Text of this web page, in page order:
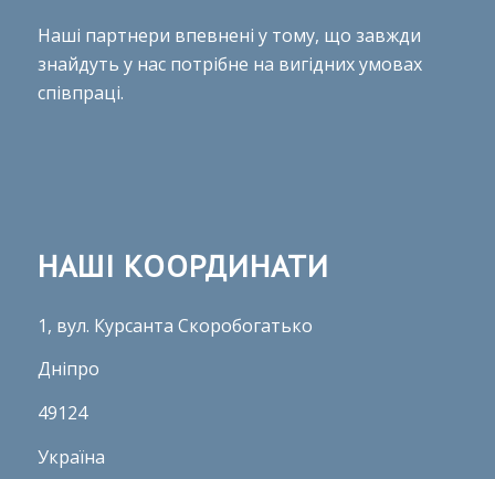
Наші партнери впевнені у тому, що завжди
знайдуть у нас потрібне на вигідних умовах
співпраці.
НАШІ КООРДИНАТИ
1, вул. Курсанта Скоробогатько
Дніпро
49124
Україна